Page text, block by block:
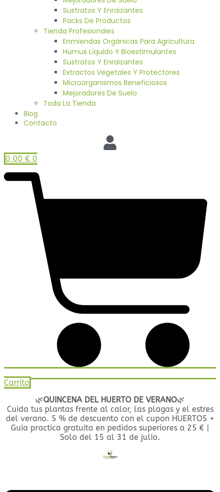
Sustratos Y Enraizantes
Packs De Productos
Tienda Profesionales
Enmiendas Orgánicas Para Agricultura
Humus Líquido Y Bioestimulantes
Sustratos Y Enraizantes
Extractos Vegetales Y Protectores
Microorganismos Beneficiosos
Mejoradores De Suelo
Toda La Tienda
Blog
Contacto
0,00 € 0
Carrito
🌿QUINCENA DEL HUERTO DE VERANO🌿
Cuida tus plantas frente al calor, las plagas y el estres
del verano. 5 % de descuento con el cupon HUERTO5 +
Guia practica gratuita en pedidos superiores a 25 € |
Solo del 15 al 31 de julio.